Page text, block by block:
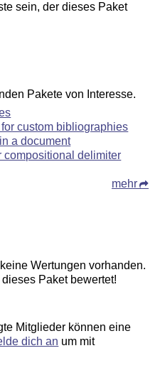
sein, der dieses Paket
Pakete von Interesse.
custom bibliographies
a document
compositional delimiter
mehr
Wertungen vorhanden.
Paket bewertet!
Mitglieder können eine
dich an um mit